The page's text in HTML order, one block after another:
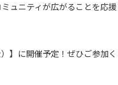
ュニティが広がることを応援
】に開催予定！ぜひご参加く